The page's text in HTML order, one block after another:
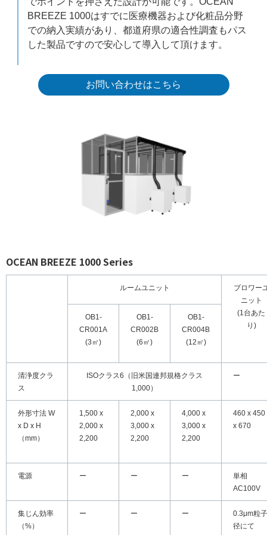
BREEZE 1000はすでに医療機器および化粧品分野
での納入実績があり、都道府県の適合性調査もパス
した製品ですので安心して導入して頂けます。
お問い合わせはこちら
OCEAN BREEZE 1000 Series
ルームユニット
ブロワー
ニット
(1台あた
り)
OB1-
CR001A
(3㎡)
OB1-
CR002B
(6㎡)
OB1-
CR004B
(12㎡)
清浄度クラ
ス
ISOクラス6（旧米国連邦規格クラス
1,000）
ー
外形寸法 W
x D x H
（mm）
1,500 x
2,000 x
2,200
2,000 x
3,000 x
2,200
4,000 x
3,000 x
2,200
460 x 450
x 670
電源 ー ー ー
単相
AC100V
集じん効率
（%）
ー ー ー
0.3μm粒子
径にて